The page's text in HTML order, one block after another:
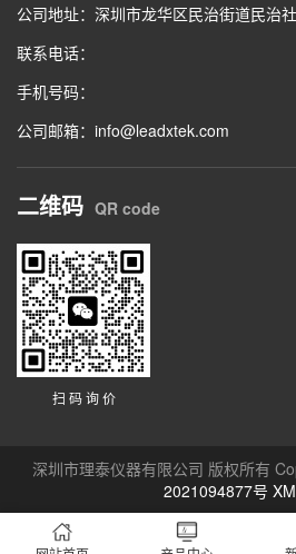
公司地址：深圳市龙华区民治街道民治
联系电话：
手机号码：
公司邮箱：info@leadxtek.com
二维码 QR code
扫 码 询 价
深圳市理泰仪器有限公司 版权所有
2021094877号